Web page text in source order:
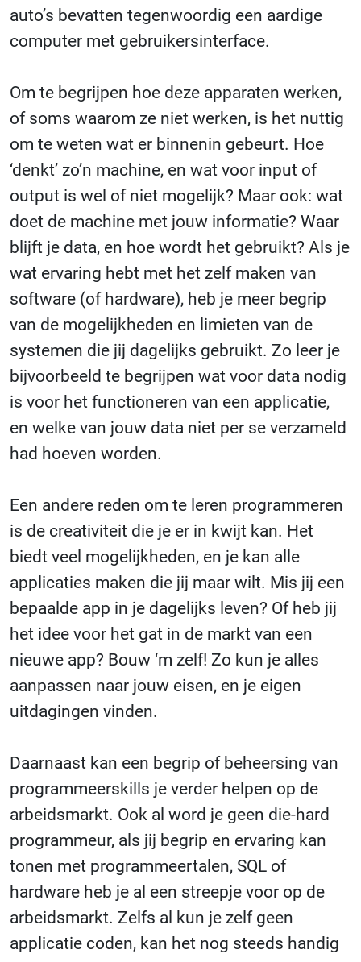
auto’s bevatten tegenwoordig een aardige
computer met gebruikersinterface.
Om te begrijpen hoe deze apparaten werken,
of soms waarom ze niet werken, is het nuttig
om te weten wat er binnenin gebeurt. Hoe
‘denkt’ zo’n machine, en wat voor input of
output is wel of niet mogelijk? Maar ook: wat
doet de machine met jouw informatie? Waar
blijft je data, en hoe wordt het gebruikt? Als je
wat ervaring hebt met het zelf maken van
software (of hardware), heb je meer begrip
van de mogelijkheden en limieten van de
systemen die jij dagelijks gebruikt. Zo leer je
bijvoorbeeld te begrijpen wat voor data nodig
is voor het functioneren van een applicatie,
en welke van jouw data niet per se verzameld
had hoeven worden.
Een andere reden om te leren programmeren
is de creativiteit die je er in kwijt kan. Het
biedt veel mogelijkheden, en je kan alle
applicaties maken die jij maar wilt. Mis jij een
bepaalde app in je dagelijks leven? Of heb jij
het idee voor het gat in de markt van een
nieuwe app? Bouw ‘m zelf! Zo kun je alles
aanpassen naar jouw eisen, en je eigen
uitdagingen vinden.
Daarnaast kan een begrip of beheersing van
programmeerskills je verder helpen op de
arbeidsmarkt. Ook al word je geen die-hard
programmeur, als jij begrip en ervaring kan
tonen met programmeertalen, SQL of
hardware heb je al een streepje voor op de
arbeidsmarkt. Zelfs al kun je zelf geen
applicatie coden, kan het nog steeds handig